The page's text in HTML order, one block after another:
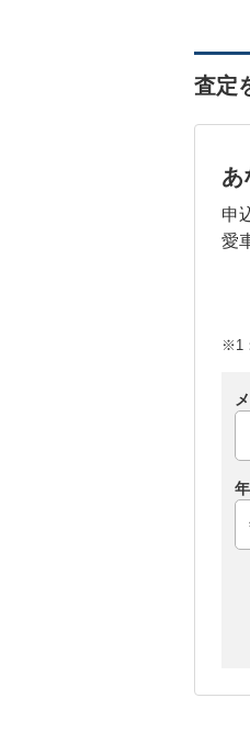
査定
あ
申
愛
※1